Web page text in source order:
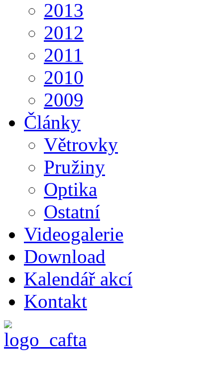
2013
2012
2011
2010
2009
Články
Větrovky
Pružiny
Optika
Ostatní
Videogalerie
Download
Kalendář akcí
Kontakt